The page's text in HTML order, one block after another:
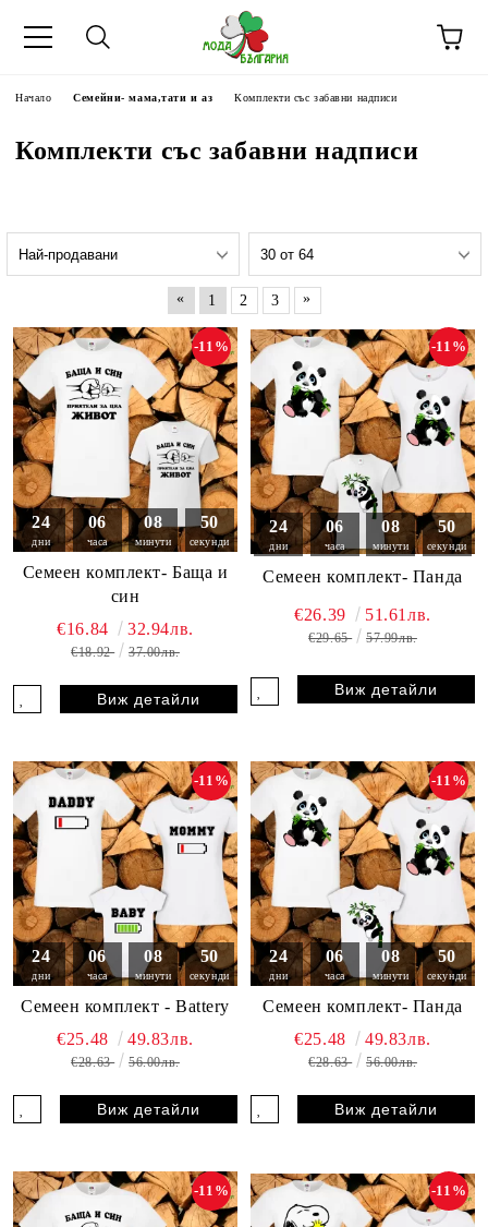
Начало Семейни- мама,тати и аз Комплекти със забавни надписи
Комплекти със забавни надписи
« 1 2 3 »
24
дни
06
часа
08
минути
49
секунди
Семеен комплект- Баща и
син
-11%
€16.84 32.94лв.
€18.92 37.00лв.
Виж детайли
24
дни
06
часа
08
минути
49
секунди
Семеен комплект- Панда
-11%
€26.39 51.61лв.
€29.65 57.99лв.
Виж детайли
24
дни
06
часа
08
минути
49
секунди
Семеен комплект - Battery
-11%
€25.48 49.83лв.
€28.63 56.00лв.
Виж детайли
24
дни
06
часа
08
минути
49
секунди
Семеен комплект- Панда
-11%
€25.48 49.83лв.
€28.63 56.00лв.
Виж детайли
-11% -11%